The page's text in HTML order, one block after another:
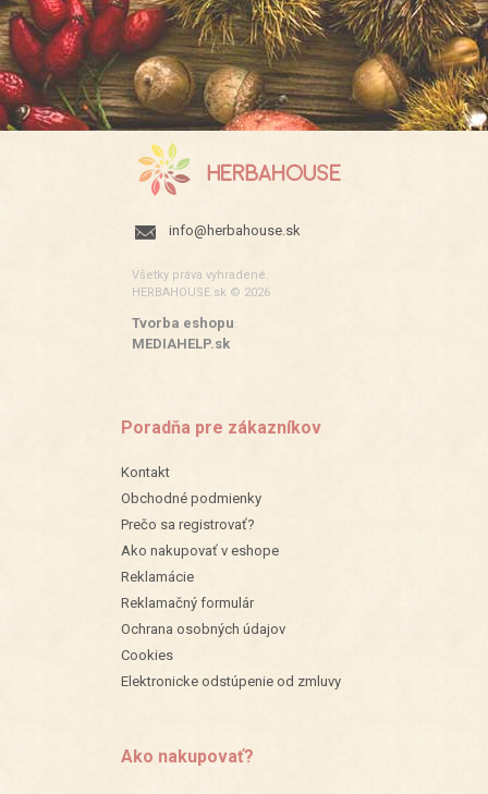
info@herbahouse.sk
Všetky práva vyhradené.
HERBAHOUSE.sk © 2026
Tvorba eshopu:
MEDIAHELP.sk
Poradňa pre zákazníkov
Kontakt
Obchodné podmienky
Prečo sa registrovať?
Ako nakupovať v eshope
Reklamácie
Reklamačný formulár
Ochrana osobných údajov
Cookies
Elektronicke odstúpenie od zmluvy
Ako nakupovať?